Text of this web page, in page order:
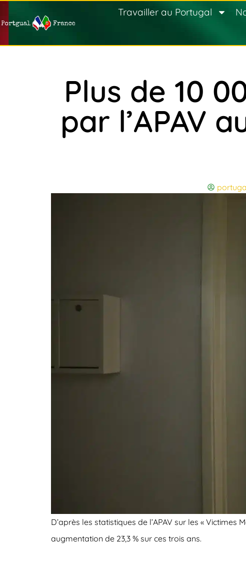
Travailler au Portugal
Plus de 10
par l’APAV
D’après les statistiques de l’APAV sur les « Victimes
augmentation de 23,3 % sur ces trois ans.